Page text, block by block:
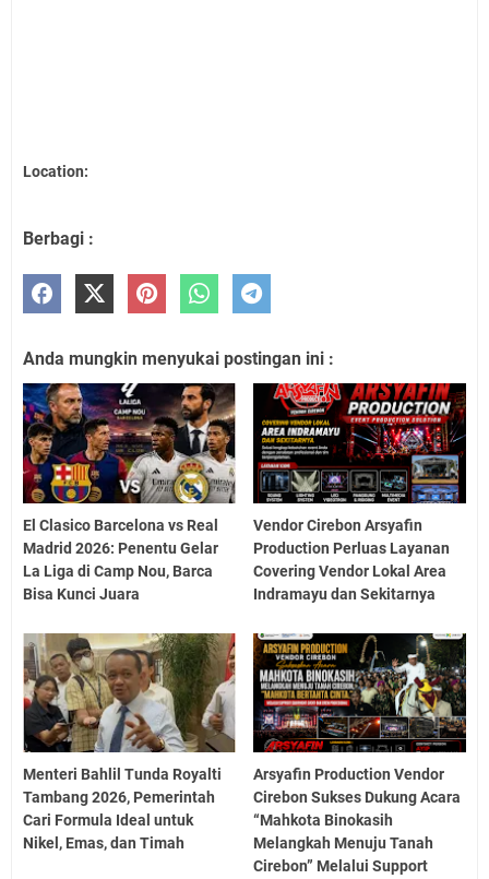
Location:
Berbagi :
Anda mungkin menyukai postingan ini :
El Clasico Barcelona vs Real
Madrid 2026: Penentu Gelar
La Liga di Camp Nou, Barca
Bisa Kunci Juara
Vendor Cirebon Arsyafin
Production Perluas Layanan
Covering Vendor Lokal Area
Indramayu dan Sekitarnya
Menteri Bahlil Tunda Royalti
Tambang 2026, Pemerintah
Cari Formula Ideal untuk
Nikel, Emas, dan Timah
Arsyafin Production Vendor
Cirebon Sukses Dukung Acara
“Mahkota Binokasih
Melangkah Menuju Tanah
Cirebon” Melalui Support